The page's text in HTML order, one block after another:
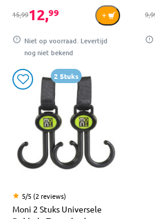
15,9912,99
Niet op voorraad. Levertijd
nog niet bekend
2 Stuks
5/5 (2 reviews)
Moni 2 Stuks Universele